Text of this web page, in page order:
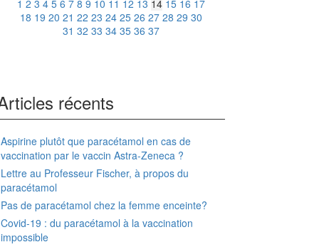
1 2 3 4 5 6 7 8 9 10 11 12 13 14 15 16 17
18 19 20 21 22 23 24 25 26 27 28 29 30
31 32 33 34 35 36 37
récents
Aspirine plutôt que paracétamol en cas de
vaccination par le vaccin Astra-Zeneca ?
Lettre au Professeur Fischer, à propos du
paracétamol
Pas de paracétamol chez la femme enceinte?
Covid-19 : du paracétamol à la vaccination
impossible